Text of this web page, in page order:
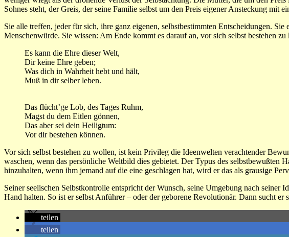
Sohnes steht, der Greis, der seine Familie selbst um den Preis eigener Ansteckung mit
Sie alle treffen, jeder für sich, ihre ganz eigenen, selbstbestimmten Entscheidungen.
Menschenwürde. Sie wissen: Am Ende kommt es darauf an, vor sich selbst bestehen
Es kann die Ehre dieser Welt,
Dir keine Ehre geben;
Was dich in Wahrheit hebt und hält,
Muß in dir selber leben.
Das flücht’ge Lob, des Tages Ruhm,
Magst du dem Eitlen gönnen,
Das aber sei dein Heiligtum:
Vor dir bestehen können.
Vor sich selbst bestehen zu wollen, ist kein Privileg die Ideenwelten verachtender
waschen, wenn das persönliche Weltbild dies gebietet. Der Typus des selbstbewußten
hinzuhalten, wenn ihm jemand auf die eine geschlagen hat, wird er das als grausige
Seiner seelischen Selbstkontrolle entspricht der Wunsch, seine Umgebung nach
Hand halten. So ist er selbst Anführer – oder der geborene Revolutionär. Dann sucht
teilen
teilen